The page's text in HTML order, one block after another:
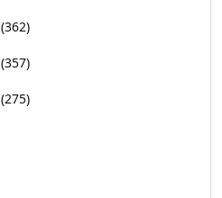
(362)
(357)
(275)